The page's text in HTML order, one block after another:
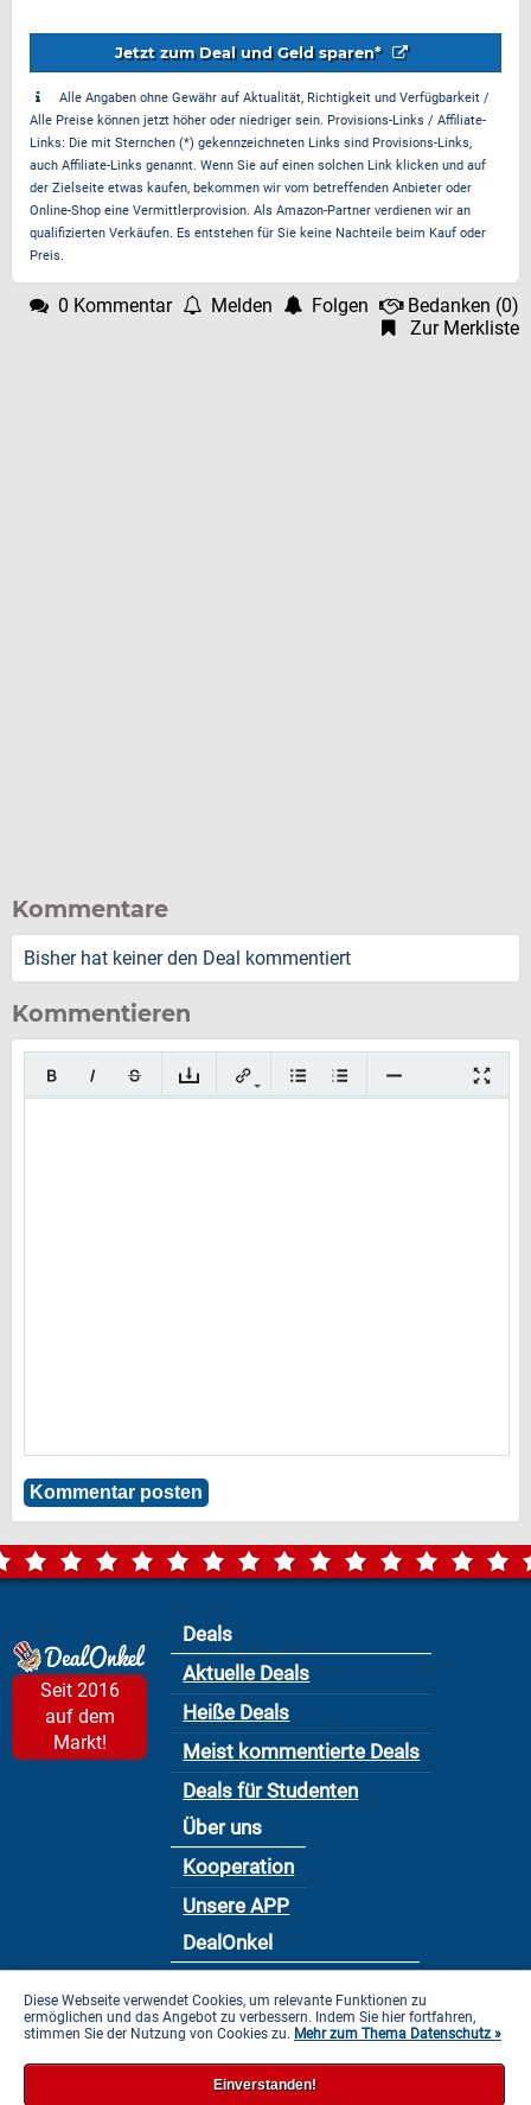
Jetzt zum Deal und Geld sparen*
Alle Angaben ohne Gewähr auf Aktualität, Richtigkeit und Verfügbarkeit /
Alle Preise können jetzt höher oder niedriger sein. Provisions-Links / Affiliate-
Links: Die mit Sternchen (*) gekennzeichneten Links sind Provisions-Links,
auch Affiliate-Links genannt. Wenn Sie auf einen solchen Link klicken und auf
der Zielseite etwas kaufen, bekommen wir vom betreffenden Anbieter oder
Online-Shop eine Vermittlerprovision. Als Amazon-Partner verdienen wir an
qualifizierten Verkäufen. Es entstehen für Sie keine Nachteile beim Kauf oder
Preis.
0 Kommentar Melden Folgen Bedanken (0)
Zur Merkliste
Kommentare
Bisher hat keiner den Deal kommentiert
Kommentieren
Seit 2016
auf dem
Markt!
Deals
Aktuelle Deals
Heiße Deals
Meist kommentierte Deals
Deals für Studenten
Über uns
Kooperation
Unsere APP
DealOnkel
Datenschutzbestimmung
Impressum
Diese Webseite verwendet Cookies, um relevante Funktionen zu
ermöglichen und das Angebot zu verbessern. Indem Sie hier fortfahren,
stimmen Sie der Nutzung von Cookies zu. Mehr zum Thema Datenschutz »